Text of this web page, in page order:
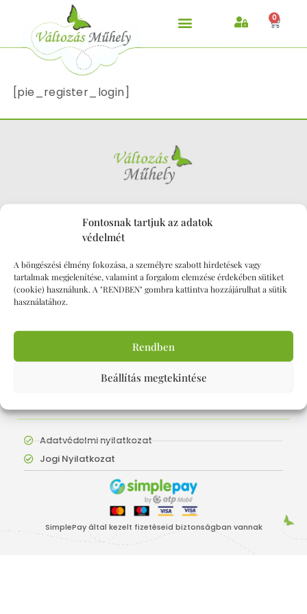
Fontosnak tartjuk az adatok
védelmét
A böngészési élmény fokozása, a személyre szabott hirdetések vagy
tartalmak megjelenítése, valamint a forgalom elemzése érdekében sütiket
(cookie) használunk. A "RENDBEN" gombra kattintva hozzájárulhat a sütik
használatához.
Rendben
Beállítás megtekintése
0
[pie_register_login]
hello@valtozasmuhely.hu
Változás Műhely – Aviva zárt facebook csoport
Változás Műhely Facebook oldal
Változás Műhely Instagram
AVIVA TORNA TANFOLYAM
AVIVA TORNA GYAKORLÓ ÓRÁK
Adatvédelmi nyilatkozat
Jogi Nyilatkozat
SimplePay által kezelt fizetéseid biztonságban vannak